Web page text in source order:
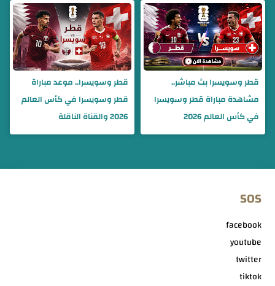
قطر وسويسرا بث مباشر..
مشاهدة مباراة قطر وسويسرا
في كأس العالم 2026
قطر وسويسرا.. موعد مباراة
قطر وسويسرا في كأس العالم
2026 والقناة الناقلة
SOS
facebook
youtube
twitter
tiktok